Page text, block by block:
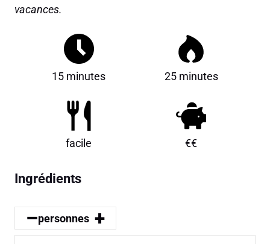
vacances.
15 minutes 25 minutes
facile €€
Ingrédients
–personnes +